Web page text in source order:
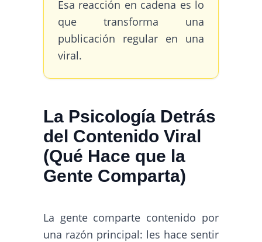
Esa reacción en cadena es lo
que transforma una
publicación regular en una
viral.
La Psicología Detrás
del Contenido Viral
(Qué Hace que la
Gente Comparta)
La gente comparte contenido por
una razón principal: les hace sentir